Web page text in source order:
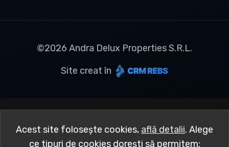
©2026 Andra Delux Properties S.R.L.
Site creat în
Acest site folosește cookies, află detalii. Alege
ce tipuri de cookies dorești să permitem: